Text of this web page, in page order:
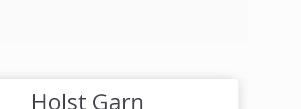
Holst Garn